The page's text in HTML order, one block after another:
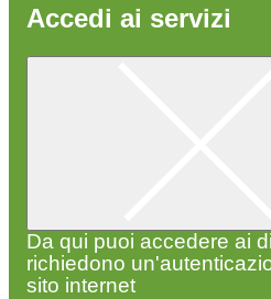
Accedi ai servizi
Da qui puoi accedere ai
richiedono
sito internet